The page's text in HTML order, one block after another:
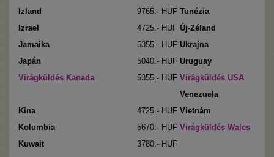
Izland
9765.- HUF
Izrael
4725.- HUF
Jamaika
5355.- HUF
Japán
5040.- HUF
Virágküldés Kanada
5355.- HUF
Kína 4725.- HUF
Kolumbia
5670.- HUF
Kuwait
3780.- HUF
Tunézia
Új-Zéland
Ukrajna
Uruguay
Virágküldés USA
Venezuela
Vietnám
Virágküldés Wales